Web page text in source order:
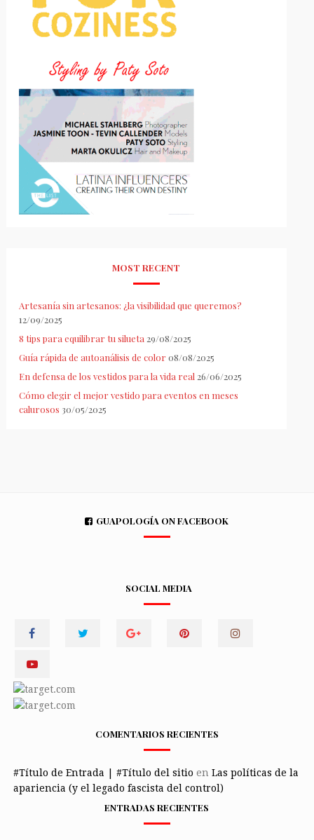
MOST RECENT
Artesanía sin artesanos: ¿la visibilidad que queremos?
12/09/2025
8 tips para equilibrar tu silueta 29/08/2025
Guía rápida de autoanálisis de color 08/08/2025
En defensa de los vestidos para la vida real 26/06/2025
Cómo elegir el mejor vestido para eventos en meses
calurosos 30/05/2025
GUAPOLOGÍA ON FACEBOOK
SOCIAL MEDIA
COMENTARIOS RECIENTES
#Título de Entrada | #Título del sitio en Las políticas de la
apariencia (y el legado fascista del control)
ENTRADAS RECIENTES